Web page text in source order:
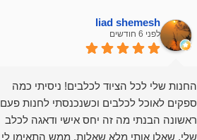
liad shemesh
לפני 6 חודשים
החנות שלי לכל הציוד לכלבים! ניסיתי כמה
ספקים לאוכל לכלבים וכשנכנסתי לחנות פעם
ראשונה הבנתי מה זה יחס אישי ודאגה לכלב
שלי, שאלו אותי מלא שאלות, ממש התאימו לי